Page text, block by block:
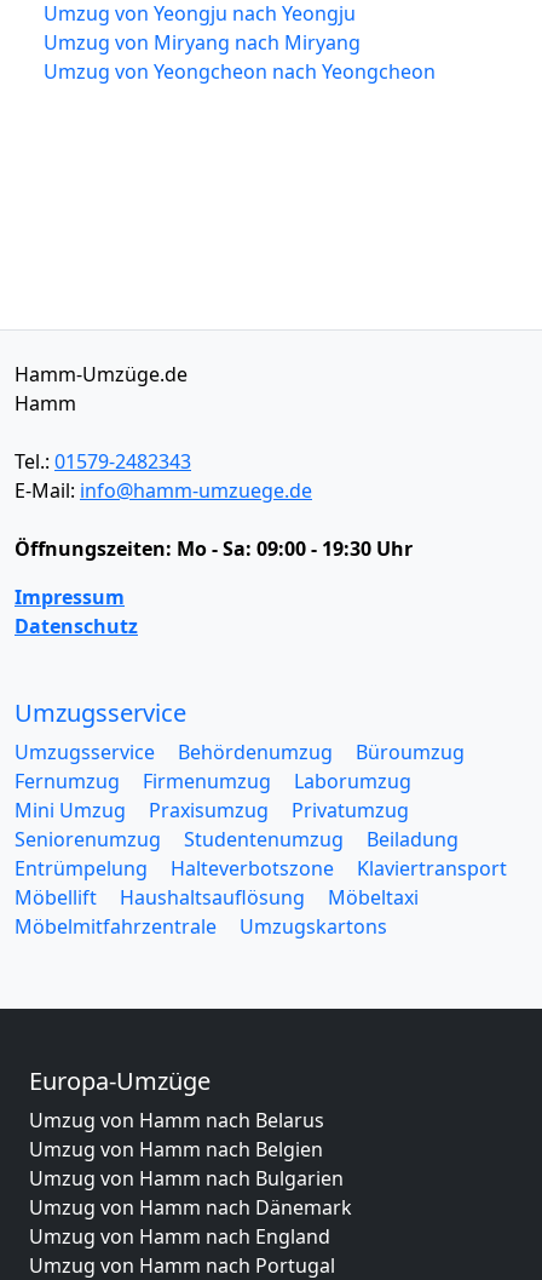
Umzug von Yeongju nach Yeongju
Umzug von Miryang nach Miryang
Umzug von Yeongcheon nach Yeongcheon
Hamm-Umzüge.de
Hamm
Tel.: 01579-2482343
E-Mail: info@hamm-umzuege.de
Öffnungszeiten: Mo - Sa: 09:00 - 19:30 Uhr
Impressum
Datenschutz
Umzugsservice
Umzugsservice Behördenumzug
Büroumzug
Fernumzug
Firmenumzug
Laborumzug
Mini Umzug
Praxisumzug
Privatumzug
Seniorenumzug
Studentenumzug
Beiladung
Entrümpelung
Halteverbotszone
Klaviertransport
Möbellift
Haushaltsauflösung
Möbeltaxi
Möbelmitfahrzentrale
Umzugskartons
Europa-Umzüge
Umzug von Hamm nach Belarus
Umzug von Hamm nach Belgien
Umzug von Hamm nach Bulgarien
Umzug von Hamm nach Dänemark
Umzug von Hamm nach England
Umzug von Hamm nach Portugal